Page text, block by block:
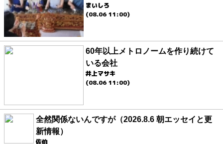
まいしろ
(08.06 11:00)
60年以上メトロノームを作り続けて
いる会社
井上マサキ
(08.06 11:00)
全然関係ないんですが（2026.8.6 朝エッセイと更
新情報）
佐伯